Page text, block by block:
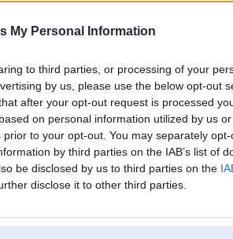
My Personal Information
to third parties, or processing of your
by us, please use the below opt-out
after your opt-out request is processed
on personal information utilized by us
to your opt-out. You may separately
by third parties on the IAB’s list of
be disclosed by us to third parties on the
disclose it to other third parties.
Reģistrācija Lietotāji
Chirka profils
Pēdējo reizi manīts: 19. Aug 2008, 17:28
Chirka
2
[Pēdējie ziņojumi forumā]